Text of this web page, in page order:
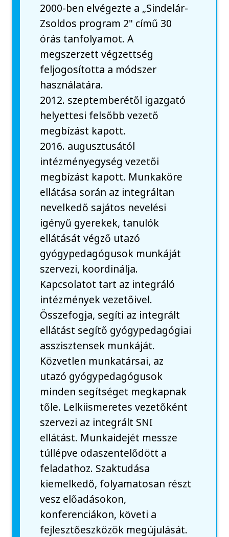
2000-ben elvégezte a „Sindelár-
Zsoldos program 2" című 30
órás tanfolyamot. A
megszerzett végzettség
feljogosította a módszer
használatára.
2012. szeptemberétől igazgató
helyettesi felsőbb vezető
megbízást kapott.
2016. augusztusától
intézményegység vezetői
megbízást kapott. Munkaköre
ellátása során az integráltan
nevelkedő sajátos nevelési
igényű gyerekek, tanulók
ellátását végző utazó
gyógypedagógusok munkáját
szervezi, koordinálja.
Kapcsolatot tart az integráló
intézmények vezetőivel.
Összefogja, segíti az integrált
ellátást segítő gyógypedagógiai
asszisztensek munkáját.
Közvetlen munkatársai, az
utazó gyógypedagógusok
minden segítséget megkapnak
tőle. Lelkiismeretes vezetőként
szervezi az integrált SNI
ellátást. Munkaidejét messze
túllépve odaszentelődött a
feladathoz. Szaktudása
kiemelkedő, folyamatosan részt
vesz előadásokon,
konferenciákon, követi a
fejlesztőeszközök megújulását.